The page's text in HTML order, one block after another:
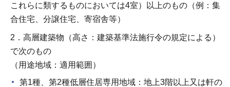
これらに類するものにおいては4室）以上のもの（例：集
合住宅、分譲住宅、寄宿舎等）
2．高層建築物（高さ：建築基準法施行令の規定による）
で次のもの
（用途地域：適用範囲）
第1種、第2種低層住居専用地域：地上3階以上又は軒の